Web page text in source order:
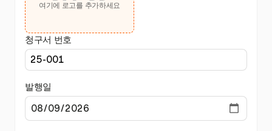
여기에 로고를 추가하세요
청구서 번호
발행일